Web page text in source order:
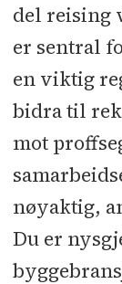
del reising
er sentral
en viktig
bidra til
mot
nøyaktig,
Du er